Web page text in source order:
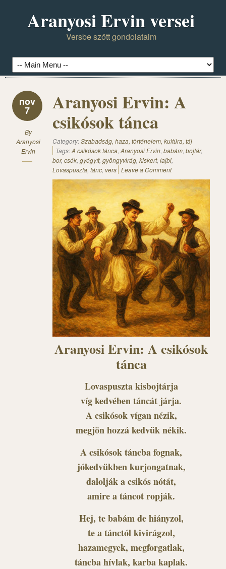
Aranyosi Ervin versei
Versbe szőtt gondolataim
nov
7
By
Aranyosi
Ervin
Aranyosi Ervin: A
csikósok tánca
Category:Szabadság, haza, történelem, kultúra, táj
Tags:A csikósok tánca, Aranyosi Ervin, babám, bojtár,
bor, csók, gyógyít, gyöngyvirág, kiskert, lajbi,
Lovaspuszta, tánc, vers Leave a Comment
Aranyosi Ervin: A csikósok
tánca
Lovaspuszta kisbojtárja
víg kedvében táncát járja.
A csikósok vígan nézik,
megjön hozzá kedvük nékik.
A csikósok táncba fognak,
jókedvükben kurjongatnak,
dalolják a csikós nótát,
amire a táncot ropják.
Hej, te babám de hiányzol,
te a tánctól kivirágzol,
hazamegyek, megforgatlak,
táncba hívlak, karba kaplak.